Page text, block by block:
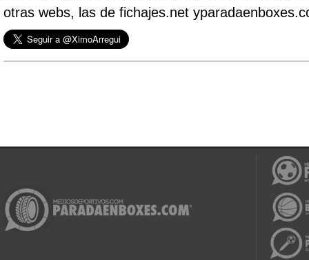
otras webs, las de fichajes.net